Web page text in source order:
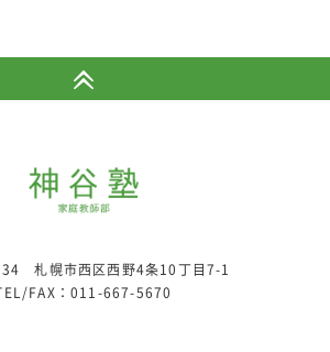
札幌市西区西野4条10丁目7-1
FAX：011-667-5670